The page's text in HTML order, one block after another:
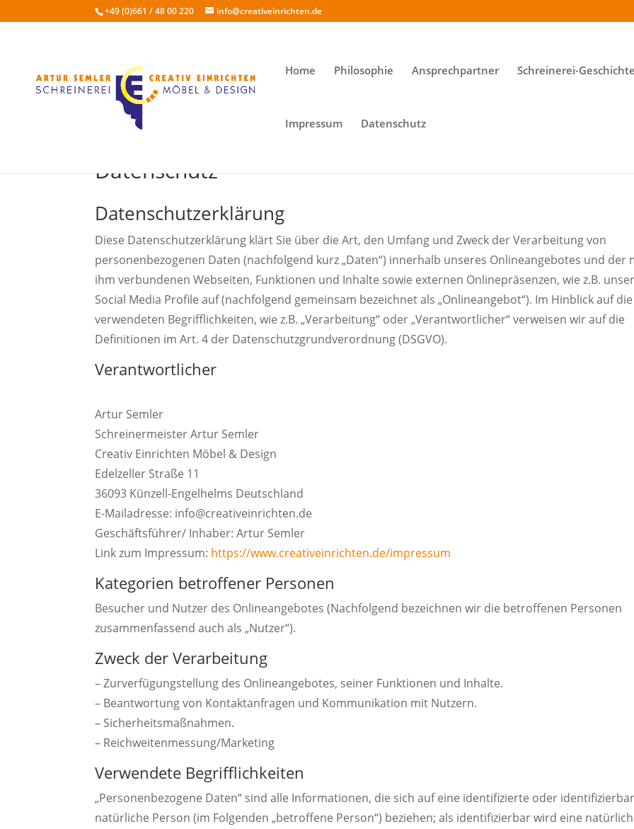
+49 (0)661 / 48 00 220 info@creativeinrichten.de
Home Philosophie Ansprechpartner Schreinerei-Geschichte
Impressum Datenschutz
Datenschutz
Datenschutzerklärung
Diese Datenschutzerklärung klärt Sie über die Art, den Umfang und Zweck der Verarbeitung von
personenbezogenen Daten (nachfolgend kurz „Daten“) innerhalb unseres Onlineangebotes und der
ihm verbundenen Webseiten, Funktionen und Inhalte sowie externen Onlinepräsenzen, wie z.B. unser
Social Media Profile auf (nachfolgend gemeinsam bezeichnet als „Onlineangebot“). Im Hinblick auf die
verwendeten Begrifflichkeiten, wie z.B. „Verarbeitung“ oder „Verantwortlicher“ verweisen wir auf die
Definitionen im Art. 4 der Datenschutzgrundverordnung (DSGVO).
Verantwortlicher
Artur Semler
Schreinermeister Artur Semler
Creativ Einrichten Möbel & Design
Edelzeller Straße 11
36093 Künzell-Engelhelms Deutschland
E-Mailadresse: info@creativeinrichten.de
Geschäftsführer/ Inhaber: Artur Semler
Link zum Impressum: https://www.creativeinrichten.de/impressum
Kategorien betroffener Personen
Besucher und Nutzer des Onlineangebotes (Nachfolgend bezeichnen wir die betroffenen Personen
zusammenfassend auch als „Nutzer“).
Zweck der Verarbeitung
– Zurverfügungstellung des Onlineangebotes, seiner Funktionen und Inhalte.
– Beantwortung von Kontaktanfragen und Kommunikation mit Nutzern.
– Sicherheitsmaßnahmen.
– Reichweitenmessung/Marketing
Verwendete Begrifflichkeiten
„Personenbezogene Daten“ sind alle Informationen, die sich auf eine identifizierte oder
natürliche Person (im Folgenden „betroffene Person“) beziehen; als identifizierbar wird eine